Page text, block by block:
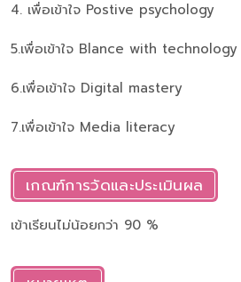
4. เพื่อเข้าใจ Postive psychology
5.เพื่อเข้าใจ Blance with technology
6.เพื่อเข้าใจ Digital mastery
7.เพื่อเข้าใจ Media literacy
เกณฑ์การวัดและประเมินผล
เข้าเรียนไม่น้อยกว่า 90 %